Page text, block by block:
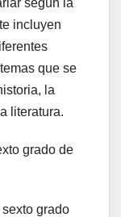
incluyen
que se
la
literatura.
grado